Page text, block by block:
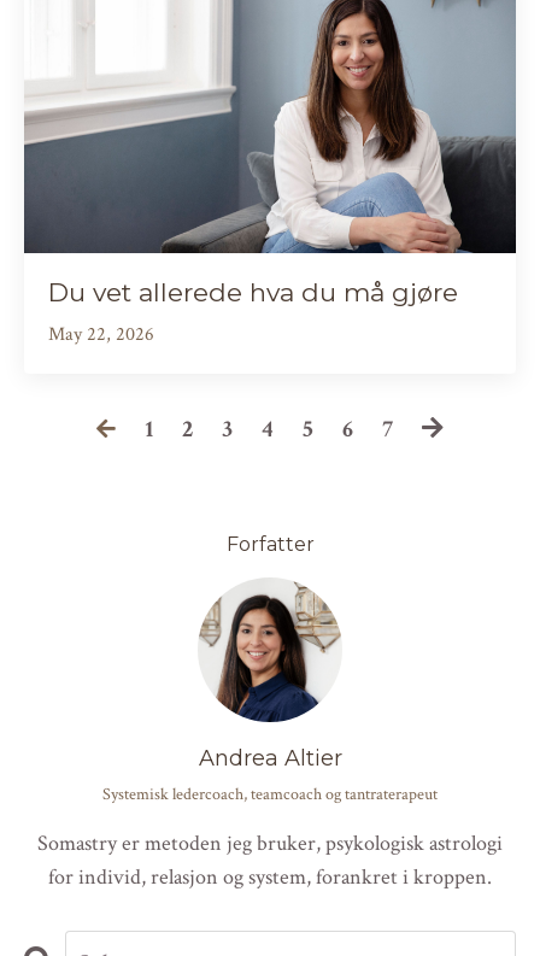
Du vet allerede hva du må gjøre
May 22, 2026
1 2 3 4 5 6 7
Forfatter
Andrea Altier
Systemisk ledercoach, teamcoach og tantraterapeut
Somastry er metoden jeg bruker, psykologisk astrologi
for individ, relasjon og system, forankret i kroppen.